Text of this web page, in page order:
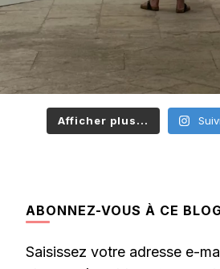
Afficher plus...
ABONNEZ-VOUS À CE
Saisissez votre adresse e-